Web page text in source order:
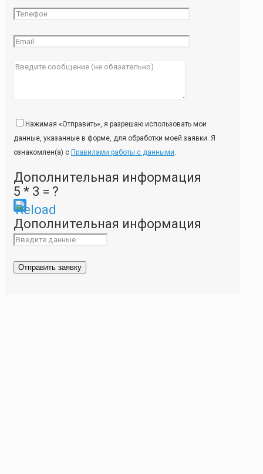
Нажимая «Отправить», я разрешаю использовать мои
данные, указанные в форме, для обработки моей заявки. Я
ознакомлен(а) с Правилами работы с данными.
Дополнительная информация
5 * 3 = ?
Please
enter
characters
Дополнительная информация